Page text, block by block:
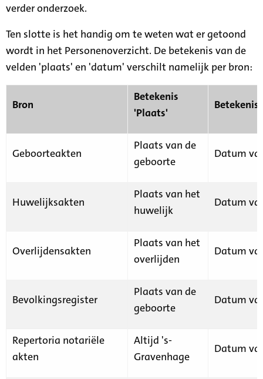
verder onderzoek.
Ten slotte is het handig om te weten wat er getoond
wordt in het Personenoverzicht. De betekenis van de
velden 'plaats' en 'datum' verschilt namelijk per bron:
Bron
Betekenis
'Plaats'
Geboorteakten
Plaats van de
geboorte
Datum
Huwelijksakten
Plaats van het
huwelijk
Datum
Overlijdensakten
Plaats van het
overlijden
Datum
Bevolkingsregister
Plaats van de
geboorte
Datum
Repertoria notariële
akten
Altijd 's-
Gravenhage
Datum